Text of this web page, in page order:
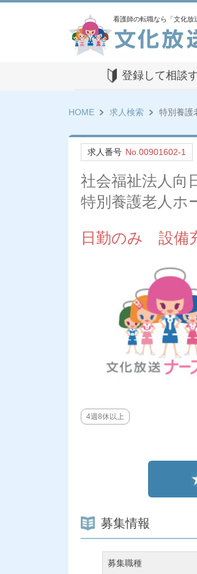
看護師の転職なら「文化放
登録して相談
HOME 求人検索 特別養護
求人番号 No.00901602-1
社会福祉法人向
特別養護老人
日勤のみ 設備
4週8休以上
募集情報
募集職種